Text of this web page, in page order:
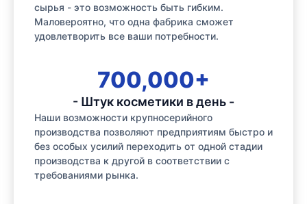
сырья - это возможность быть гибким.
Маловероятно, что одна фабрика сможет
удовлетворить все ваши потребности.
700,000+
- Штук косметики в день -
Наши возможности крупносерийного
производства позволяют предприятиям быстро и
без особых усилий переходить от одной стадии
производства к другой в соответствии с
требованиями рынка.